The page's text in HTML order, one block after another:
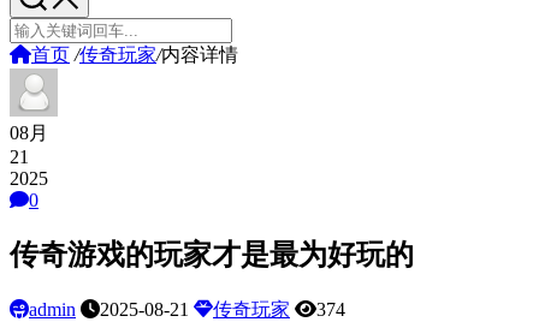
首页 /传奇玩家/内容详情
08月
21
2025
0
传奇游戏的玩家才是最为好玩的
admin 2025-08-21 传奇玩家 374